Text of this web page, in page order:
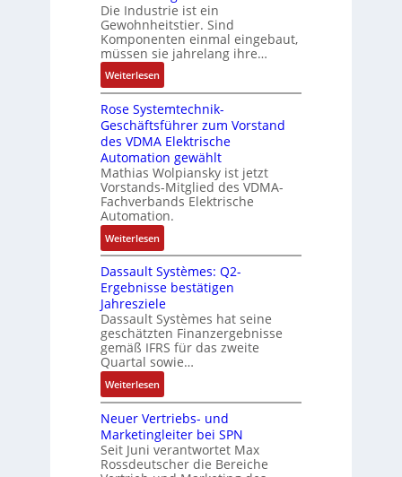
g
r
ä
f
t
e
ts
c
h
i
n
e
n
-
u
n
d
A
n
l
a
g
e
n
b
a
u
:
P
o
i
t
i
s
e
M
u
l
i
t
u
r
n
-
K
i
t
E
n
c
o
d
e
r
b
e
s
s
e
r
t
e
L
a
s
e
r
r
i
a
n
g
u
l
a
t
i
o
n
Die Industrie ist ein
Gewohnheitstier. Sind
Komponenten einmal eingebaut,
müssen sie jahrelang ihre…
Weiterlesen:
D
a
s
I
T
-
R
ü
c
k
r
a
t
d
e
r
F
a
b
r
i
k
Rose Systemtechnik-
Geschäftsführer zum Vorstand
des VDMA Elektrische
Automation gewählt
Mathias Wolpiansky ist jetzt
Vorstands-Mitglied des VDMA-
Fachverbands Elektrische
Automation.
Weiterlesen:
R
o
s
e
S
y
s
t
e
m
t
e
c
Dassault Systèmes: Q2-
Ergebnisse bestätigen
Jahresziele
Dassault Systèmes hat seine
geschätzten Finanzergebnisse
gemäß IFRS für das zweite
Quartal sowie…
Weiterlesen:
D
a
s
s
a
Neuer Vertriebs- und
Marketingleiter bei SPN
Seit Juni verantwortet Max
Rossdeutscher die Bereiche